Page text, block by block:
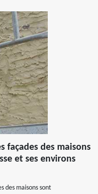
façades des maisons
et ses environs
des maisons sont